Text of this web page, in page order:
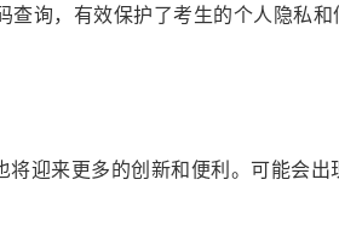
询，有效保护了考生的个人隐私和
迎来更多的创新和便利。可能会出